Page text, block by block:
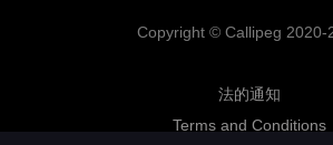
Copyright © Callipeg 2020-
法的通知
Terms and Conditions